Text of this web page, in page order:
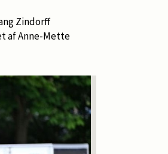
Zindorff
af Anne-Mette